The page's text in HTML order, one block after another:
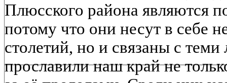
Плюсского района являются
потому что они несут в себе
столетий, но и связаны с
прославили наш край не